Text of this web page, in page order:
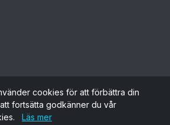
Alla rättigheter reserverade.
cookies för att förbättra din
fortsätta godkänner du vår
Läs mer